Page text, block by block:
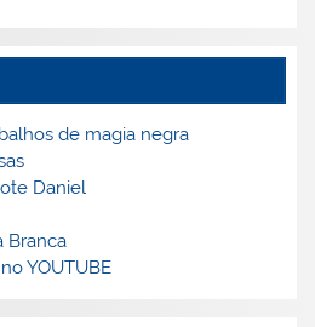
de magia negra
Daniel
Branca
YOUTUBE